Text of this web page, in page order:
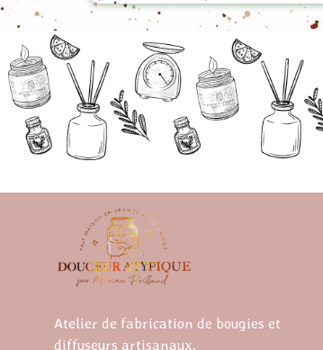
Atelier de fabrication de bougies et
diffuseurs artisanaux.